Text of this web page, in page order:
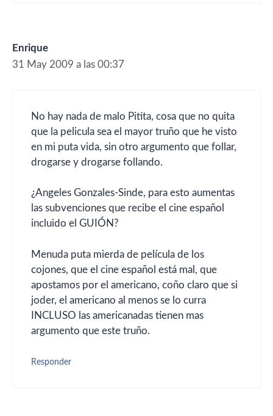
Enrique
31 May 2009 a las 00:37
No hay nada de malo Pitita, cosa que no quita
que la pelicula sea el mayor truño que he visto
en mi puta vida, sin otro argumento que follar,
drogarse y drogarse follando.
¿Angeles Gonzales-Sinde, para esto aumentas
las subvenciones que recibe el cine español
incluido el GUIÓN?
Menuda puta mierda de película de los
cojones, que el cine español está mal, que
apostamos por el americano, coño claro que si
joder, el americano al menos se lo curra
INCLUSO las americanadas tienen mas
argumento que este truño.
Responder